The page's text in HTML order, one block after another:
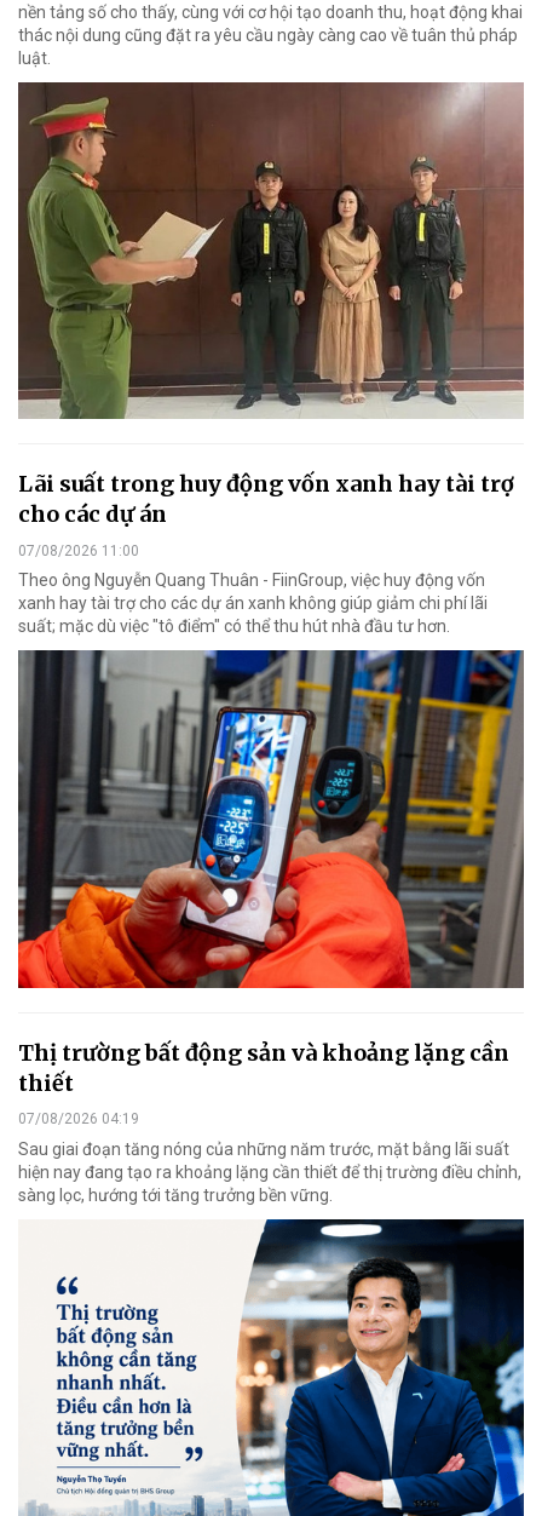
nền tảng số cho thấy, cùng với cơ hội tạo doanh thu, hoạt động khai
thác nội dung cũng đặt ra yêu cầu ngày càng cao về tuân thủ pháp
luật.
Lãi suất trong huy động vốn xanh hay tài trợ
cho các dự án
07/08/2026 11:00
Theo ông Nguyễn Quang Thuân - FiinGroup, việc huy động vốn
xanh hay tài trợ cho các dự án xanh không giúp giảm chi phí lãi
suất; mặc dù việc "tô điểm" có thể thu hút nhà đầu tư hơn.
Thị trường bất động sản và khoảng lặng cần
thiết
07/08/2026 04:19
Sau giai đoạn tăng nóng của những năm trước, mặt bằng lãi suất
hiện nay đang tạo ra khoảng lặng cần thiết để thị trường điều chỉnh,
sàng lọc, hướng tới tăng trưởng bền vững.